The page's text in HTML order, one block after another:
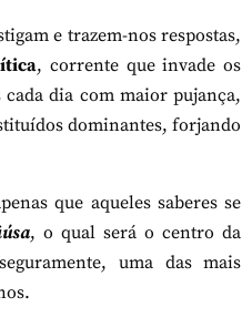
e trazem-nos respostas,
, corrente que invade os
dia com maior pujança,
dominantes, forjando
que aqueles saberes se
, o qual será o centro da
uma das mais